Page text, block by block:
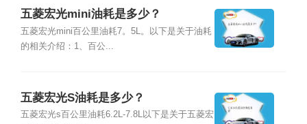
五菱宏光mini油耗是多少？
五菱宏光mini百公里油耗7。5L。以下是关于油耗
的相关介绍：1、百公...
五菱宏光S油耗是多少？
五菱宏光s百公里油耗6.2L-7.8L以下是关于五菱宏